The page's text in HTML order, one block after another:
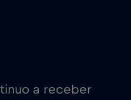
a receber